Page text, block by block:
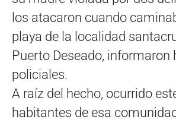
los atacaron cuando
playa de la localidad
Puerto Deseado, informaron
policiales.
A raíz del hecho, ocurrido
habitantes de esa